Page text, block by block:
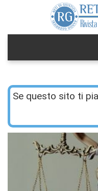
Se questo sito ti